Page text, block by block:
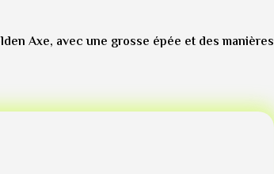
Axe, avec une grosse épée et des manières